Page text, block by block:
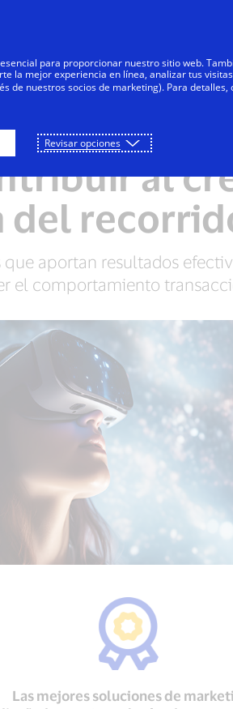
Negocios
de
al
del
aportan resultados
el comportamiento
Las mejores soluciones de
para proporcionar nuestro sitio web.
la mejor experiencia en línea, analizar tus
de nuestros socios de marketing). Para detalles,
Revisar opciones